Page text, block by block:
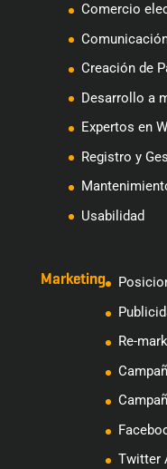
Comercio
Creación de
Desarrollo a
Expertos en
Registro y
Usabilidad
Marketing
Re-
Twitter